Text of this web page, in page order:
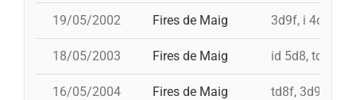
19/05/2002 Fires de Maig 3d9f, i 4d9f,
18/05/2003 Fires de Maig id 5d8, td8f,
16/05/2004 Fires de Maig td8f, 3d9f,